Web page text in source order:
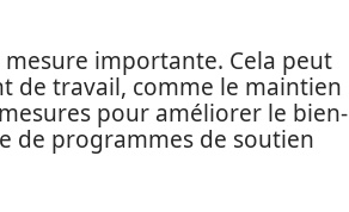
importante. Cela peut
de travail, comme le maintien
pour améliorer le bien-
de programmes de soutien